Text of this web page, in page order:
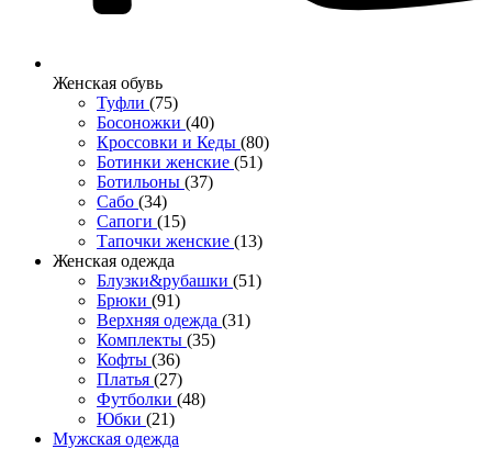
Женcкая обувь
Туфли (75)
Босоножки (40)
Кроссовки и Кеды (80)
Ботинки женские (51)
Ботильоны (37)
Сабо (34)
Сапоги (15)
Тапочки женские (13)
Женская одежда
Блузки&рубашки (51)
Брюки (91)
Верхняя одежда (31)
Комплекты (35)
Кофты (36)
Платья (27)
Футболки (48)
Юбки (21)
Мужская одежда